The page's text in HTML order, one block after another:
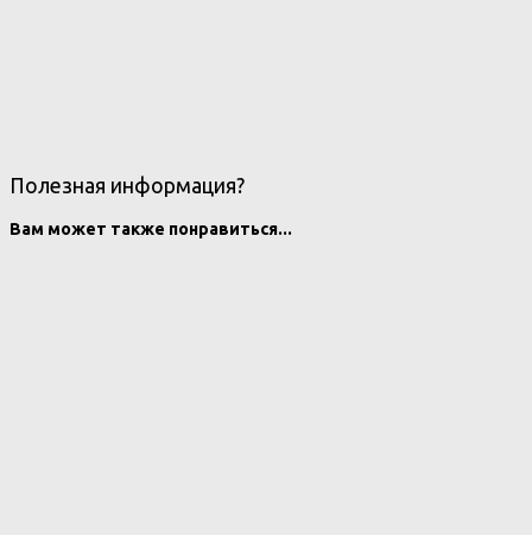
Полезная информация?
Вам может также понравиться...